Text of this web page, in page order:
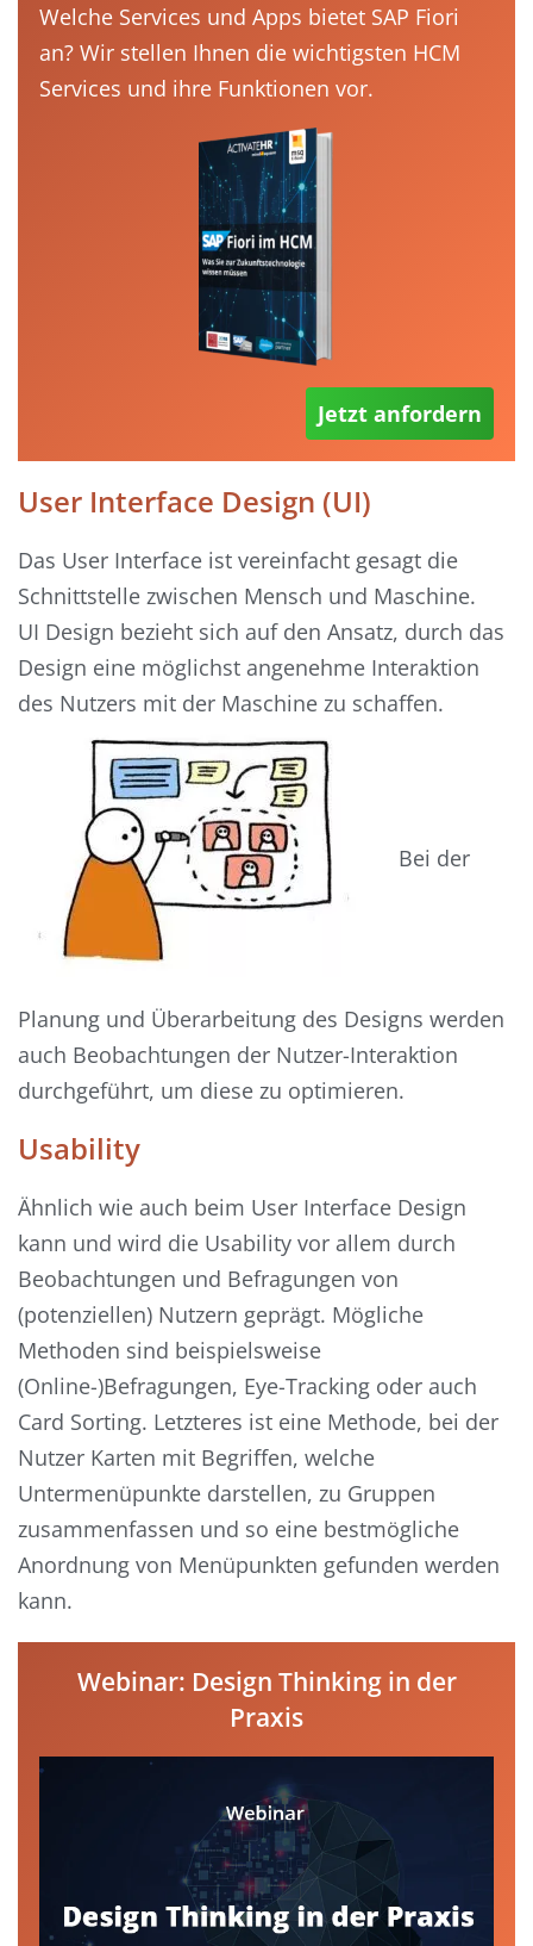
Welche Services und Apps bietet SAP Fiori
an? Wir stellen Ihnen die wichtigsten HCM
Services und ihre Funktionen vor.
Jetzt anfordern
User Interface Design (UI)
Das User Interface ist vereinfacht gesagt die
Schnittstelle zwischen Mensch und Maschine.
UI Design bezieht sich auf den Ansatz, durch das
Design eine möglichst angenehme Interaktion
des Nutzers mit der Maschine zu schaffen.
Bei der
Planung und Überarbeitung des Designs werden
auch Beobachtungen der Nutzer-Interaktion
durchgeführt, um diese zu optimieren.
Usability
Ähnlich wie auch beim User Interface Design
kann und wird die Usability vor allem durch
Beobachtungen und Befragungen von
(potenziellen) Nutzern geprägt. Mögliche
Methoden sind beispielsweise
(Online-)Befragungen, Eye-Tracking oder auch
Card Sorting. Letzteres ist eine Methode, bei der
Nutzer Karten mit Begriffen, welche
Untermenüpunkte darstellen, zu Gruppen
zusammenfassen und so eine bestmögliche
Anordnung von Menüpunkten gefunden werden
kann.
Webinar: Design Thinking in der
Praxis